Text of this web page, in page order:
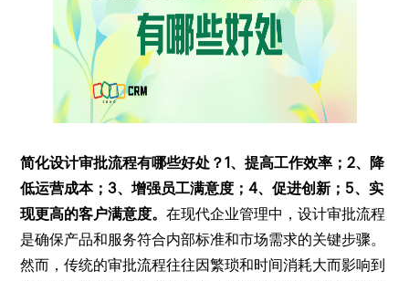
简化设计审批流程有哪些好处？1、提高工作效率；2、降
低运营成本；3、增强员工满意度；4、促进创新；5、实
现更高的客户满意度。在现代企业管理中，设计审批流程
是确保产品和服务符合内部标准和市场需求的关键步骤。
然而，传统的审批流程往往因繁琐和时间消耗大而影响到